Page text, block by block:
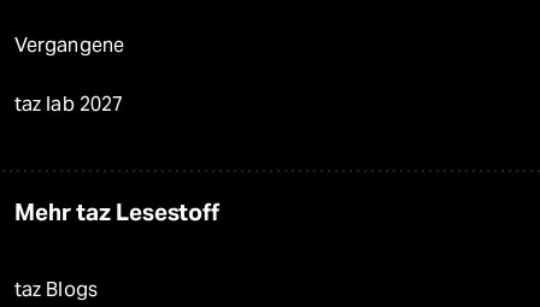
Vergangene
taz lab 2027
Mehr taz Lesestoff
taz Blogs